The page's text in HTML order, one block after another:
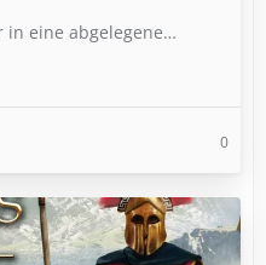
in eine abgelegene…
0